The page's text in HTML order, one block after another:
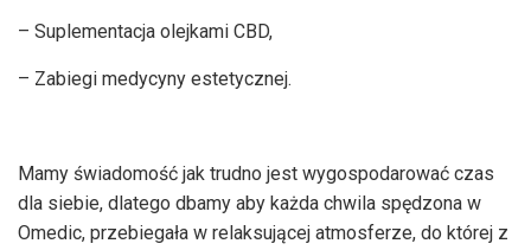
– Suplementacja olejkami CBD,
– Zabiegi medycyny estetycznej.
Mamy świadomość jak trudno jest wygospodarować czas
dla siebie, dlatego dbamy aby każda chwila spędzona w
Omedic, przebiegała w relaksującej atmosferze, do której z